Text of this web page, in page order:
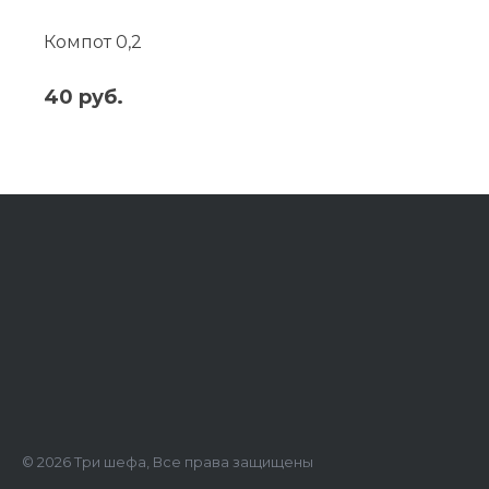
Компот 0,2
40 руб.
© 2026 Три шефа, Все права защищены